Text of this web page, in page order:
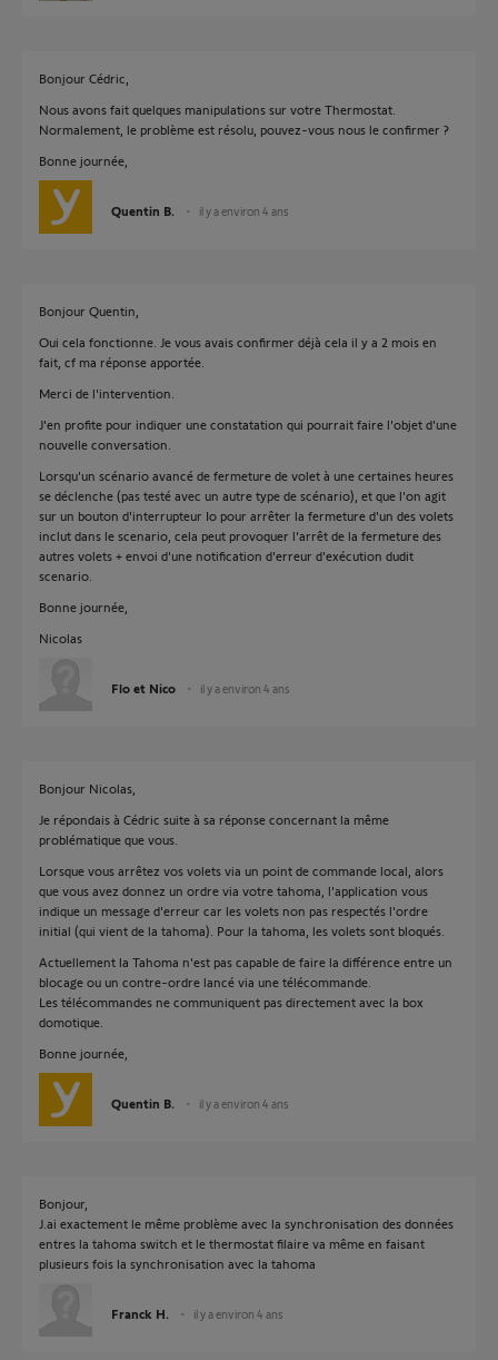
Bonjour Cédric,
Nous avons fait quelques manipulations sur votre Thermostat.
Normalement, le problème est résolu, pouvez-vous nous le confirmer ?
Bonne journée,
Quentin B. il y a environ 4 ans
Bonjour Quentin,
Oui cela fonctionne. Je vous avais confirmer déjà cela il y a 2 mois en
fait, cf ma réponse apportée.
Merci de l'intervention.
J'en profite pour indiquer une constatation qui pourrait faire l'objet d'une
nouvelle conversation.
Lorsqu'un scénario avancé de fermeture de volet à une certaines heures
se déclenche (pas testé avec un autre type de scénario), et que l'on agit
sur un bouton d'interrupteur Io pour arrêter la fermeture d'un des volets
inclut dans le scenario, cela peut provoquer l'arrêt de la fermeture des
autres volets + envoi d'une notification d'erreur d'exécution dudit
scenario.
Bonne journée,
Nicolas
Flo et Nico il y a environ 4 ans
Bonjour Nicolas,
Je répondais à Cédric suite à sa réponse concernant la même
problématique que vous.
Lorsque vous arrêtez vos volets via un point de commande local, alors
que vous avez donnez un ordre via votre tahoma, l'application vous
indique un message d'erreur car les volets non pas respectés l'ordre
initial (qui vient de la tahoma). Pour la tahoma, les volets sont bloqués.
Actuellement la Tahoma n'est pas capable de faire la différence entre un
blocage ou un contre-ordre lancé via une télécommande.
Les télécommandes ne communiquent pas directement avec la box
domotique.
Bonne journée,
Quentin B. il y a environ 4 ans
Bonjour,
J.ai exactement le même problème avec la synchronisation des données
entres la tahoma switch et le thermostat filaire va même en faisant
plusieurs fois la synchronisation avec la tahoma
Franck H. il y a environ 4 ans